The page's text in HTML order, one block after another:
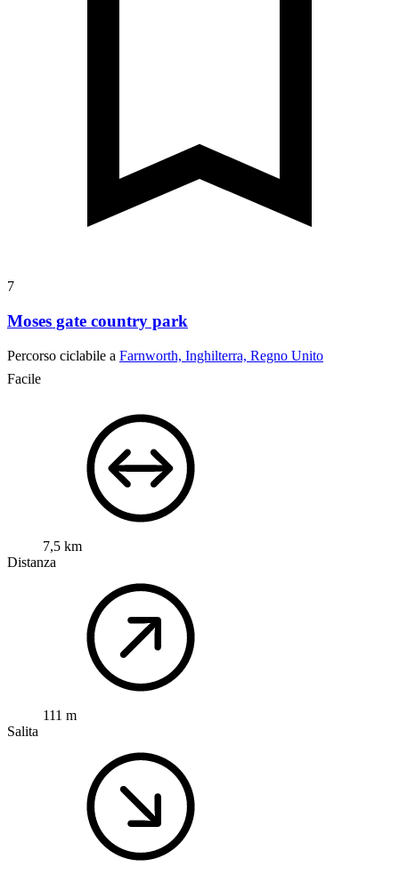
7
Moses gate country park
Percorso ciclabile a Farnworth, Inghilterra, Regno Unito
Facile
7,5 km
Distanza
111 m
Salita